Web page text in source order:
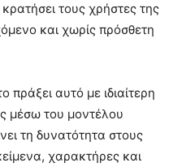
τους χρήστες της
και χωρίς πρόσθετη
πράξει αυτό με ιδιαίτερη
μέσω του μοντέλου
τη δυνατότητα στους
χαρακτήρες και